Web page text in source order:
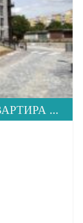
ПРОДАЄТЬСЯ 2-КІМНАТНА КВАРТИРА В М. УЖГОРОД, ВУЛ. ТЛЕХАСА 19, ЖК “WEST TOWERS”